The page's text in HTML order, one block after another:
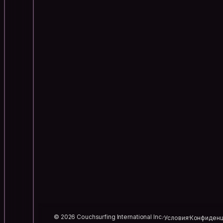
© 2026 Couchsurfing International Inc.Условия